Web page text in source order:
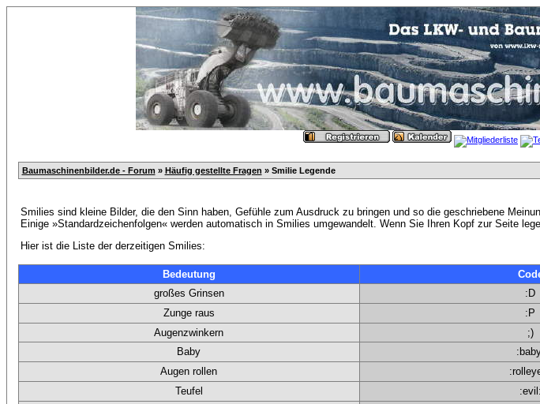
Baumaschinenbilder.de - Forum » Häufig gestellte Fragen » Smilie Legende
Smilies sind kleine Bilder, die den Sinn haben, Gefühle zum Ausdruck zu bringen und so die geschriebene
Einige »Standardzeichenfolgen« werden automatisch in Smilies umgewandelt. Wenn Sie Ihren Kopf zur Seite
Hier ist die Liste der derzeitigen Smilies:
Bedeutung
großes Grinsen
:D
Zunge raus
:P
Augenzwinkern
;)
Baby
Augen rollen
Teufel
:evil: